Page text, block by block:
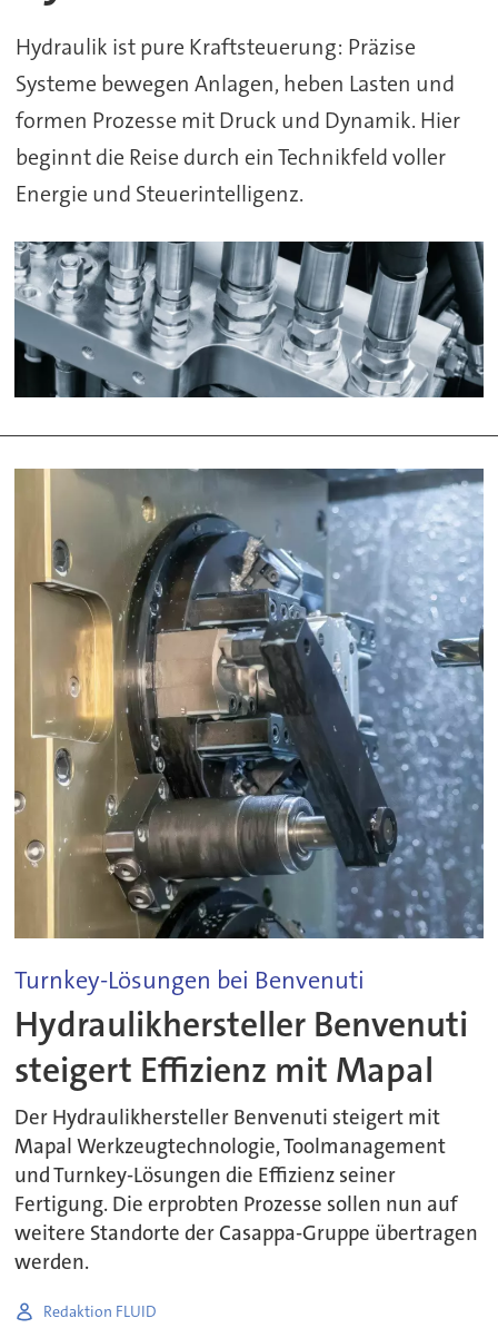
Hydraulik ist pure Kraftsteuerung: Präzise
Systeme bewegen Anlagen, heben Lasten und
formen Prozesse mit Druck und Dynamik. Hier
beginnt die Reise durch ein Technikfeld voller
Energie und Steuerintelligenz.
Turnkey-Lösungen bei Benvenuti
Hydraulikhersteller Benvenuti
steigert Effizienz mit Mapal
Der Hydraulikhersteller Benvenuti steigert mit
Mapal Werkzeugtechnologie, Toolmanagement
und Turnkey-Lösungen die Effizienz seiner
Fertigung. Die erprobten Prozesse sollen nun auf
weitere Standorte der Casappa-Gruppe übertragen
werden.
Redaktion FLUID